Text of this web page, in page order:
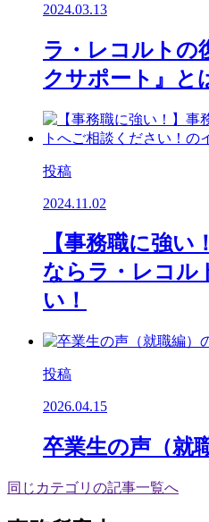
2024.03.13
ラ・レコルトの
クサポート』と
投稿
2024.11.02
【事務職に強い
ならラ・レコル
い！
投稿
2026.04.15
卒業生の声（就
同じカテゴリの記事⼀覧へ